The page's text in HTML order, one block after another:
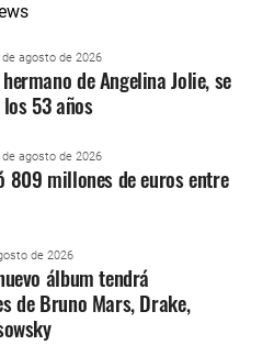
agosto de 2026
de Angelina Jolie, se
53 años
agosto de 2026
809 millones de euros entre
de 2026
álbum tendrá
de Bruno Mars, Drake,